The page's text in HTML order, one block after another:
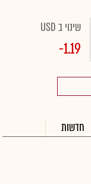
שינוי ב USD
-1.19
חדשות